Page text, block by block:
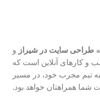
طراحی سایت در شیراز و
و کارهای آنلاین است که
تیم مجرب خود، در مسیر
شما همراهتان خواهد بود.